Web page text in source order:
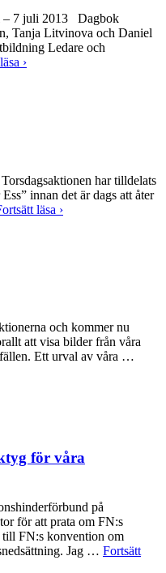
– 7 juli 2013 Dagbok
Tanja Litvinova och Daniel
Ledare och
›
har tilldelats
innan det är dags att åter
läsa ›
och kommer nu
att visa bilder från våra
Ett urval av våra …
för våra
på
för att prata om FN:s
till FN:s konvention om
Jag … Fortsätt